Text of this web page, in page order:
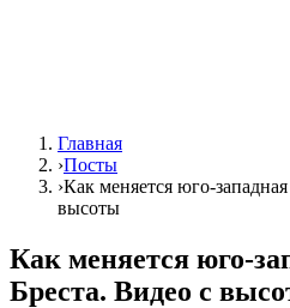
Главная
›Посты
›Как меняется юго-
высоты
Как меняется юго-
Бреста. Видео с